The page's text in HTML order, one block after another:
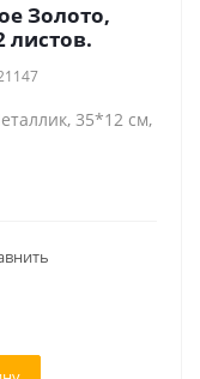
Золото,
листов.
35*12 см,